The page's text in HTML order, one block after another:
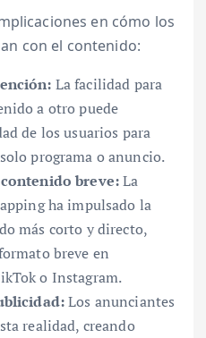
en cómo los
con el contenido:
La facilidad para
a otro puede
de los usuarios para
programa o anuncio.
breve:La
ha impulsado la
más corto y directo,
breve en
o Instagram.
Los anunciantes
realidad, creando